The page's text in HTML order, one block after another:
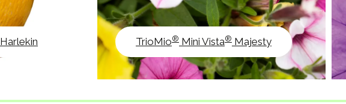
Harlekin TrioMio® Mini Vista® Majesty